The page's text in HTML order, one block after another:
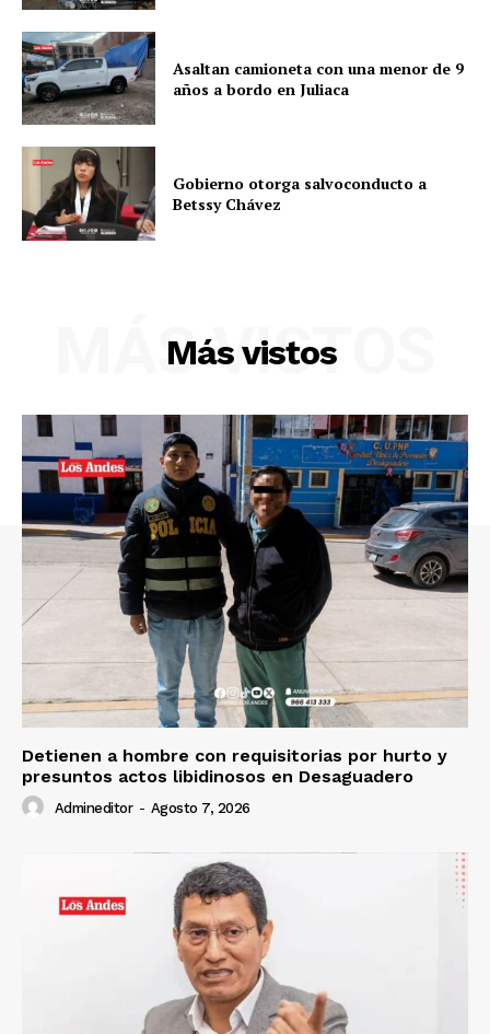
Diario los Andes
Nosotros
Contacto
Asaltan camioneta con una menor de 9
años a bordo en Juliaca
Gobierno otorga salvoconducto a
Betssy Chávez
Más vistos
MÁS VISTOS
Detienen a hombre con requisitorias por hurto y
presuntos actos libidinosos en Desaguadero
Admineditor - Agosto 7, 2026